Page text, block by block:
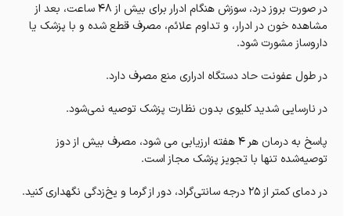
در صورت بروز درد، سوزش هنگام ادرار برای بیش از 48 ساعت، بعد از
مشاهده خون در ادرار، و تداوم علائم، مصرف قطع شده و با پزشک یا
داروساز مشورت شود.
در طول عفونت حاد دستگاه ادراری منع مصرف دارد.
در نارسایی شدید کلیوی بدون نظارت پزشک توصیه نمی‌شود.
پاسخ به درمان هر 4 هفته ارزیابی می شود، مصرف بیش از دوز
توصیه‌شده تنها با تجویز پزشک مجاز است.
در دمای کمتر از 25 درجه سانتی‌گراد، دور از گرما و یخ‌زدگی نگهداری کنید.